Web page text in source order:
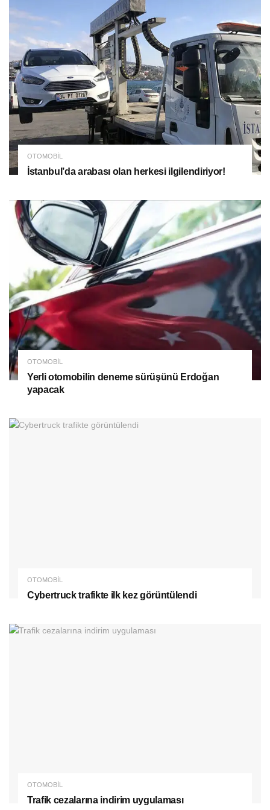
OTOMOBIL
İstanbul’da arabası olan herkesi ilgilendiriyor!
OTOMOBIL
Yerli otomobilin deneme sürüşünü Erdoğan
yapacak
OTOMOBIL
Cybertruck trafikte ilk kez görüntülendi
OTOMOBIL
Trafik cezalarına indirim uygulaması